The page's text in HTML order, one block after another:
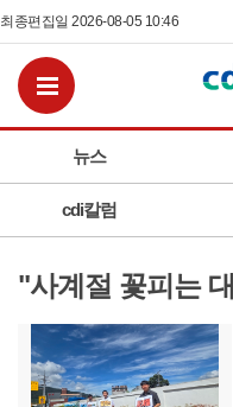
최종편집일 2026-08-05 10:46
뉴스
cdi칼럼